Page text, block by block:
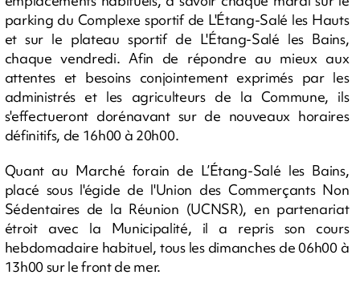
parking du Complexe sportif de L'Étang-Salé les Hauts
et sur le plateau sportif de L'Étang-Salé les Bains,
chaque vendredi. Afin de répondre au mieux aux
attentes et besoins conjointement exprimés par les
administrés et les agriculteurs de la Commune, ils
s'effectueront dorénavant sur de nouveaux horaires
définitifs, de 16h00 à 20h00.
Quant au Marché forain de L’Étang-Salé les Bains,
placé sous l'égide de l'Union des Commerçants Non
Sédentaires de la Réunion (UCNSR), en partenariat
étroit avec la Municipalité, il a repris son cours
hebdomadaire habituel, tous les dimanches de 06h00 à
13h00 sur le front de mer.